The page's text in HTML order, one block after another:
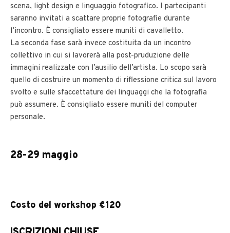
scena, light design e linguaggio fotografico. I partecipanti
saranno invitati a scattare proprie fotografie durante
l’incontro. È consigliato essere muniti di cavalletto.
La seconda fase sarà invece costituita da un incontro
collettivo in cui si lavorerà alla post-pruduzione delle
immagini realizzate con l’ausilio dell’artista. Lo scopo sarà
quello di costruire un momento di riflessione critica sul lavoro
svolto e sulle sfaccettature dei linguaggi che la fotografia
può assumere. È consigliato essere muniti del computer
personale.
28-29 maggio
Costo del workshop €120